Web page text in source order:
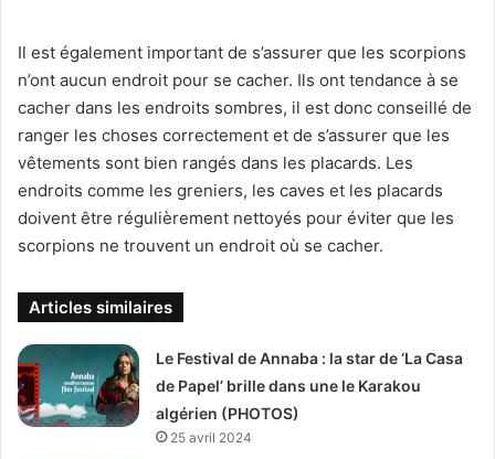
Il est également important de s’assurer que les scorpions
n’ont aucun endroit pour se cacher. Ils ont tendance à se
cacher dans les endroits sombres, il est donc conseillé de
ranger les choses correctement et de s’assurer que les
vêtements sont bien rangés dans les placards. Les
endroits comme les greniers, les caves et les placards
doivent être régulièrement nettoyés pour éviter que les
scorpions ne trouvent un endroit où se cacher.
Articles similaires
Le Festival de Annaba : la star de ‘La Casa
de Papel’ brille dans une le Karakou
algérien (PHOTOS)
25 avril 2024